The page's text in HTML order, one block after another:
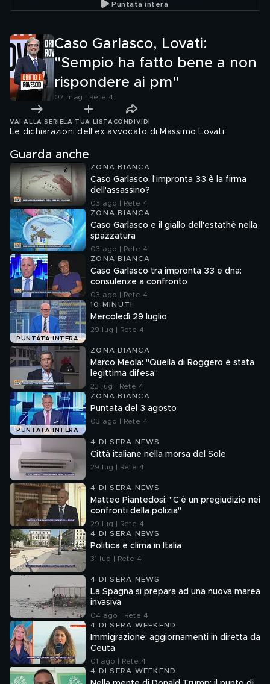
Puntata intera
Caso Garlasco, Lovati:
"Sempio ha fatto bene a non
rispondere ai pm"
07 mag | Rete 4
VAI ALLA SERIE LA TUA LISTA CONDIVIDI
Le dichiarazioni dell'ex avvocato di Massimo Lovati
Guarda anche
ZONA BIANCA
Caso Garlasco, l'impronta 33 è la firma
dell'assassino?
03 ago | Rete 4
ZONA BIANCA
Caso Garlasco e il giallo dell'estathè nella
spazzatura
03 ago | Rete 4
ZONA BIANCA
Caso Garlasco tra impronta 33 e dna:
consulenze a confronto
03 ago | Rete 4
PUNTATA INTERA
10 MINUTI
Mercoledì 29 luglio
29 lug | Rete 4
ZONA BIANCA
Marco Meola: "Quella di Roggero è stata
legittima difesa"
23 lug | Rete 4
PUNTATA INTERA
ZONA BIANCA
Puntata del 3 agosto
03 ago | Rete 4
4 DI SERA NEWS
Città italiane nella morsa del Sole
29 lug | Rete 4
4 DI SERA NEWS
Matteo Piantedosi: "C'è un pregiudizio nei
confronti della polizia"
29 lug | Rete 4
4 DI SERA NEWS
Politica e clima in Italia
31 lug | Rete 4
4 DI SERA NEWS
La Spagna si prepara ad una nuova marea
invasiva
04 ago | Rete 4
4 DI SERA WEEKEND
Immigrazione: aggiornamenti in diretta da
Ceuta
01 ago | Rete 4
4 DI SERA WEEKEND